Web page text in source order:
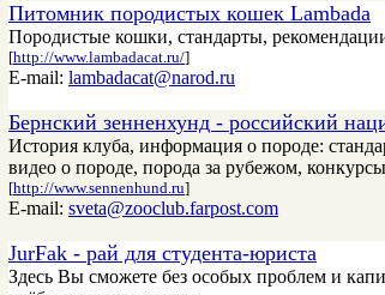
Питомник породистых кошек Lambada
Породистые кошки, стандарты,
[http://www.lambadacat.ru/]
E-mail: lambadacat@narod.ru
Бернский зенненхунд - российский
История клуба, информация о породе:
видео о породе, порода за рубежом, конкурсы
[http://www.sennenhund.ru]
E-mail: sveta@zooclub.farpost.com
JurFak - рай для студента-юриста
Здесь Вы сможете без особых проблем и